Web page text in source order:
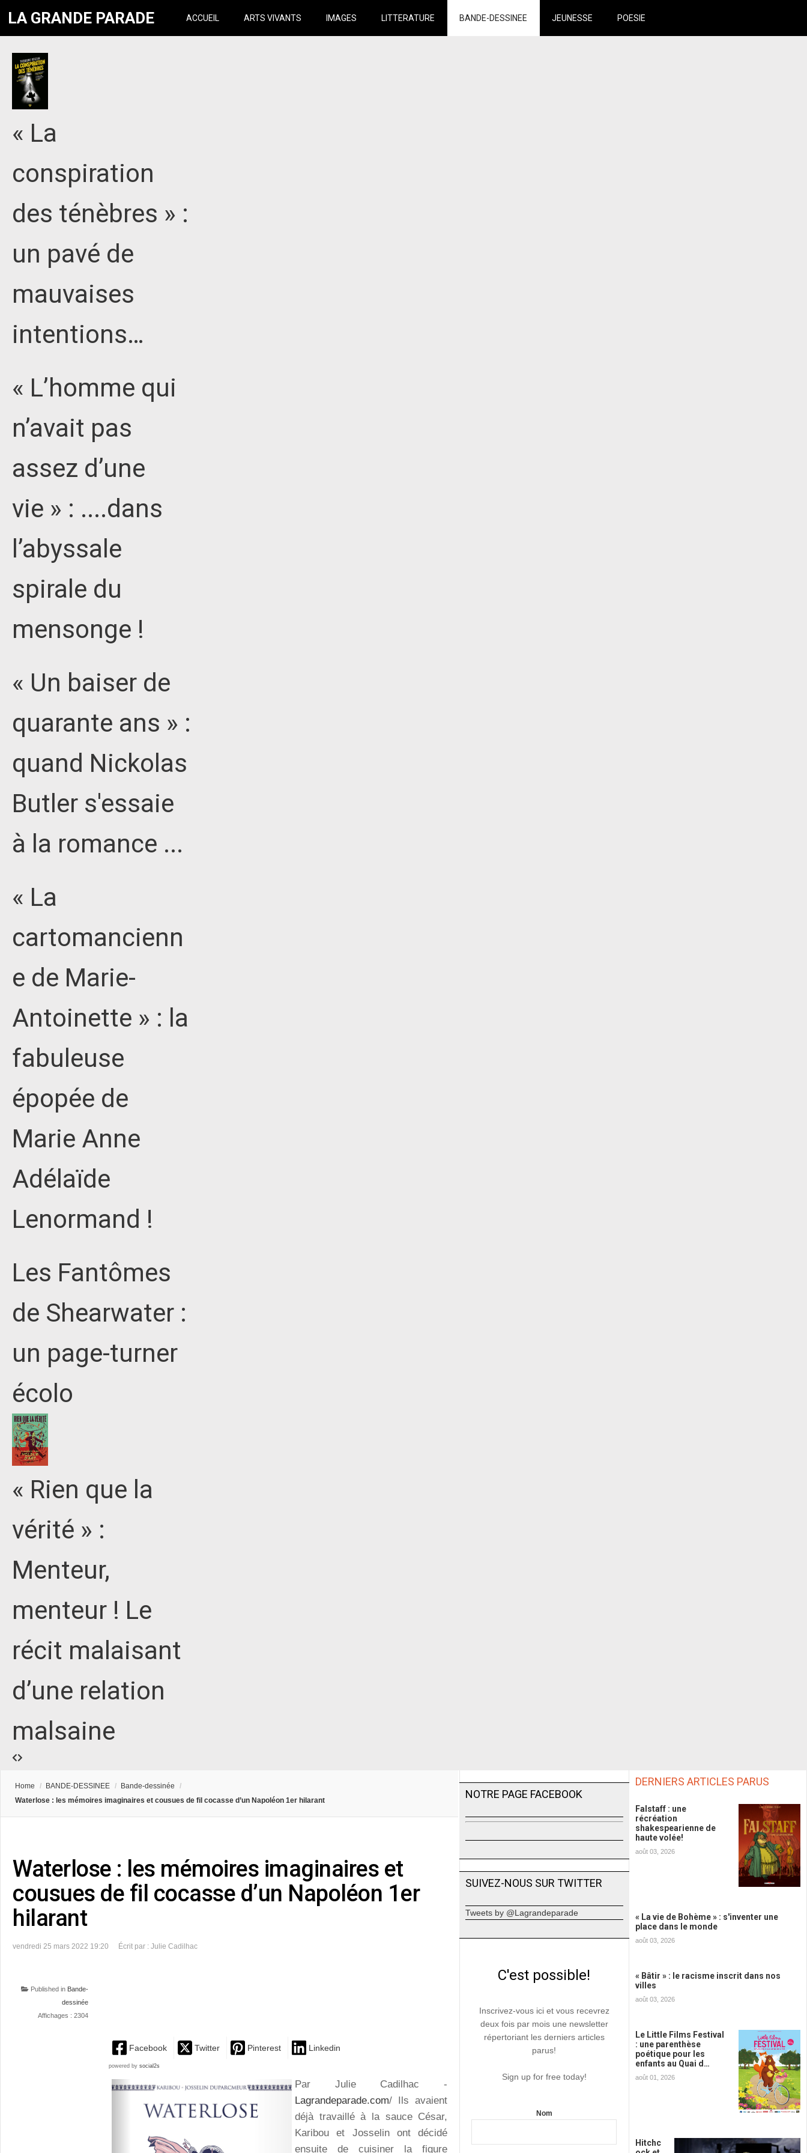
LA GRANDE PARADE ACCUEIL ARTS VIVANTS IMAGES LITTERATURE BANDE-DESSINEE JEUNESSE POESIE
« La
conspiration
des ténèbres » :
un pavé de
mauvaises
intentions…
« L’homme qui
n’avait pas
assez d’une
vie » : ....dans
l’abyssale
spirale du
mensonge !
« Un baiser de
quarante ans » :
quand Nickolas
Butler s'essaie
à la romance ...
« La
cartomancienn
e de Marie-
Antoinette » : la
fabuleuse
épopée de
Marie Anne
Adélaïde
Lenormand !
Les Fantômes
de Shearwater :
un page-turner
écolo
« Rien que la
vérité » :
Menteur,
menteur ! Le
récit malaisant
d’une relation
malsaine
Home / BANDE-DESSINEE / Bande-dessinée
/
Waterlose : les mémoires imaginaires et cousues de fil cocasse d’un Napoléon 1er hilarant
Waterlose : les mémoires imaginaires et
cousues de fil cocasse d’un Napoléon 1er
hilarant
vendredi 25 mars 2022 19:20 Écrit par : Julie Cadilhac
Published in Bande-
dessinée
Affichages : 2304
Facebook Twitter Pinterest Linkedin
powered by social2s
Par Julie Cadilhac -
Lagrandeparade.com/ Ils avaient
déjà travaillé à la sauce César,
Karibou et Josselin ont décidé
ensuite de cuisiner la figure
NOTRE PAGE FACEBOOK
SUIVEZ-NOUS SUR TWITTER
Tweets by @Lagrandeparade
C'est possible!
Inscrivez-vous ici et vous recevrez
deux fois par mois une newsletter
répertoriant les derniers articles
parus!
Sign up for free today!
Nom
DERNIERS ARTICLES PARUS
Falstaff : une
récréation
shakespearienne de
haute volée!
août 03, 2026
« La vie de Bohème » : s'inventer une
place dans le monde
août 03, 2026
« Bâtir » : le racisme inscrit dans nos
villes
août 03, 2026
Le Little Films Festival
: une parenthèse
poétique pour les
enfants au Quai d…
août 01, 2026
Hitchc